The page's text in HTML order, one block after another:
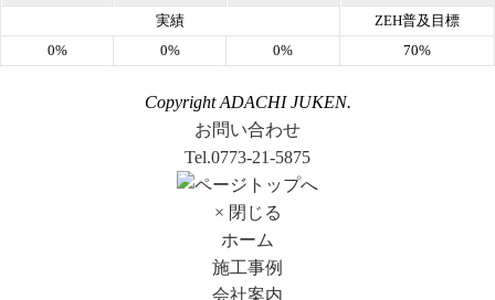
実績
ZEH普及目標
0%
0% 0% 70%
Copyright ADACHI JUKEN.
お問い合わせ
Tel.0773-21-5875
× 閉じる
ホーム
施工事例
会社案内